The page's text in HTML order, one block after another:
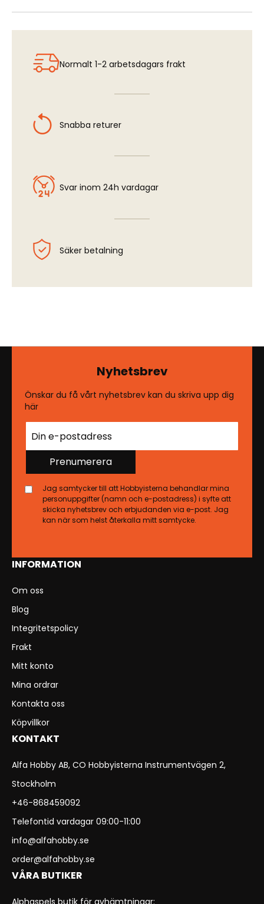
Normalt 1-2 arbetsdagars frakt
Snabba returer
Svar inom 24h vardagar
Säker betalning
INFORMATION
Om oss
Blog
Integritetspolicy
Frakt
Mitt konto
Mina ordrar
Kontakta oss
Köpvillkor
KONTAKT
Alfa Hobby AB, CO Hobbyisterna Instrumentvägen 2,
Stockholm
+46-868459092
Telefontid vardagar 09:00-11:00
info@alfahobby.se
order@alfahobby.se
VÅRA BUTIKER
Nyhetsbrev
Önskar du få vårt nyhetsbrev kan du skriva upp dig
här
Prenumerera
Jag samtycker till att Hobbyisterna behandlar mina
personuppgifter (namn och e-postadress) i syfte att
skicka nyhetsbrev och erbjudanden via e-post. Jag
kan när som helst återkalla mitt samtycke.